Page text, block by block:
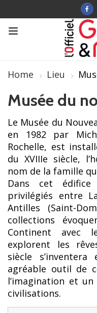
Home Lieu
Musée du
Le Musée du
en 1982 par
Rochelle, est
du XVIIIe siècle,
nom de la famille
Dans cet édifice
privilégiés entre
Antilles (Saint-
collections
Continent avec
explorent les
siècle
agréable outil de
l’imagination et
civilisations.